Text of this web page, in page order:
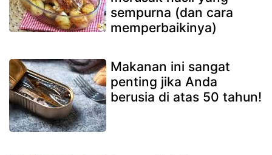
sempurna (dan cara
memperbaikinya)
Makanan ini sangat
penting jika Anda
berusia di atas 50 tahun!